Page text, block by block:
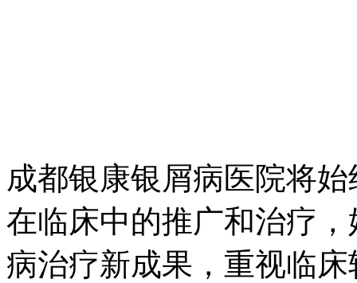
成都银康银屑病医院将
在临床中的推广和治疗
病治疗新成果，重视临